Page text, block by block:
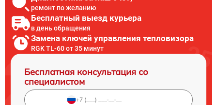
ремонт по желанию
Бесплатный выезд курьера
в день обращения
Замена ключей управления тепловизора
RGK TL-60 от 35 минут
Бесплатная консультация со
специалистом